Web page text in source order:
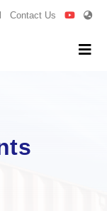
Contact Us